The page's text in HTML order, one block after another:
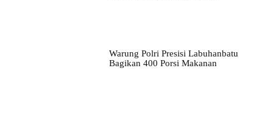
Warung Polri Presisi Labuhanbatu
Bagikan 400 Porsi Makanan